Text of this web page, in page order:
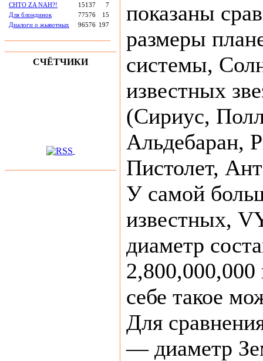
CHTO ZA NAH?!
15137
7
Для блондинок
77576
15
Диалоги о жывотных
96576 197
СЧЁТЧИКИ
показаны
размеры
системы,
известных
(Сириус,
Альдебаран,
Пистолет,
У самой
известных,
диаметр
себе такое
Для
— диаметр